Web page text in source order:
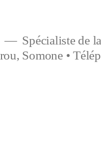
Spécialiste de
Somone •